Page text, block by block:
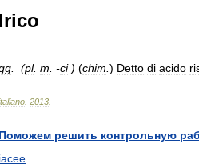
. (pl. m -ci) (chim ) Detto di acido
2013
Поможем решить контрольную